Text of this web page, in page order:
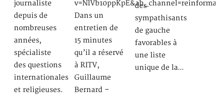
journaliste
depuis de
nombreuses
années,
spécialiste
des questions
internationales
et religieuses.
Dans un
entretien de
15 minutes
qu’il a réservé
à RITV,
Guillaume
Bernard –
des
sympathisants
de gauche
favorables à
une liste
unique de la…